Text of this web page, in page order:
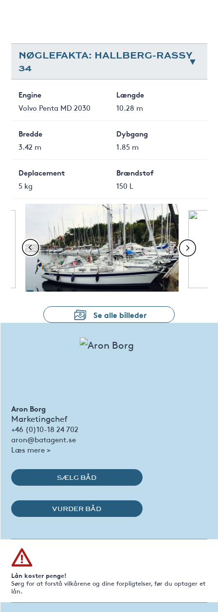
NØGLEFAKTA: HALLBERG-RASSY
34
Engine
Volvo Penta MD 2030
Længde
10.28 m
Bredde
3.42 m
Dybgang
1.85 m
Deplacement
5 kg
Brændstof
150 L
Se alle billeder
Aron Borg
Marketingchef
+46 (0)10-18 24 702
aron@batagent.se
Læs mere >
SÆLG BÅD
VURDER BÅD
Lån koster penge!
Sørg for at forstå vilkårene og dine forpligtelser, før du optager et
lån.